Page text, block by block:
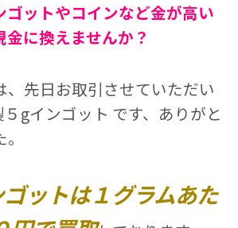
ゴットやコインなど金が高い
に換えませんか？
、先日お取引させていただい
gインゴット です、ありがと
ットは１グラムあた